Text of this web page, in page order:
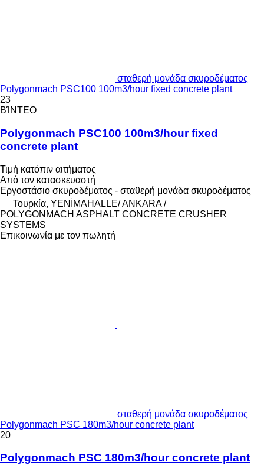
σταθερή μονάδα σκυροδέματος
Polygonmach PSC100 100m3/hour fixed concrete plant
23
ΒΊΝΤΕΟ
Polygonmach PSC100 100m3/hour fixed
concrete plant
Τιμή κατόπιν αιτήματος
Από τον κατασκευαστή
Εργοστάσιο σκυροδέματος - σταθερή μονάδα σκυροδέματος
Τουρκία, YENİMAHALLE/ ANKARA /
POLYGONMACH ASPHALT CONCRETE CRUSHER
SYSTEMS
Επικοινωνία με τον πωλητή
σταθερή μονάδα σκυροδέματος
Polygonmach PSC 180m3/hour concrete plant
20
Polygonmach PSC 180m3/hour concrete plant